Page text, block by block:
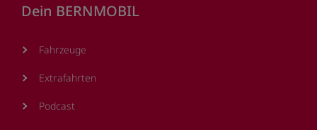
Dein BERNMOBIL
Fahrzeuge
Extrafahrten
Podcast